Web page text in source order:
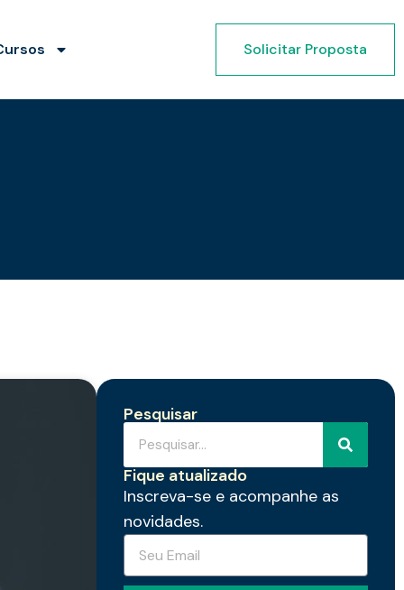
Solicitar Proposta
Pesquisar
Fique atualizado
Inscreva-se e acompanhe as
novidades.